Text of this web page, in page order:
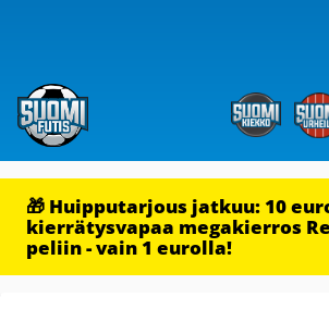
🎁 Huipputarjous jatkuu: 10
kierrätysvapaa megakierros
peliin - vain 1 eurolla!